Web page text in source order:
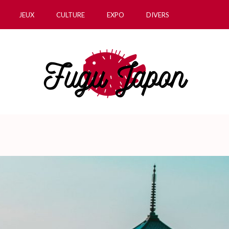
JEUX CULTURE EXPO DIVERS